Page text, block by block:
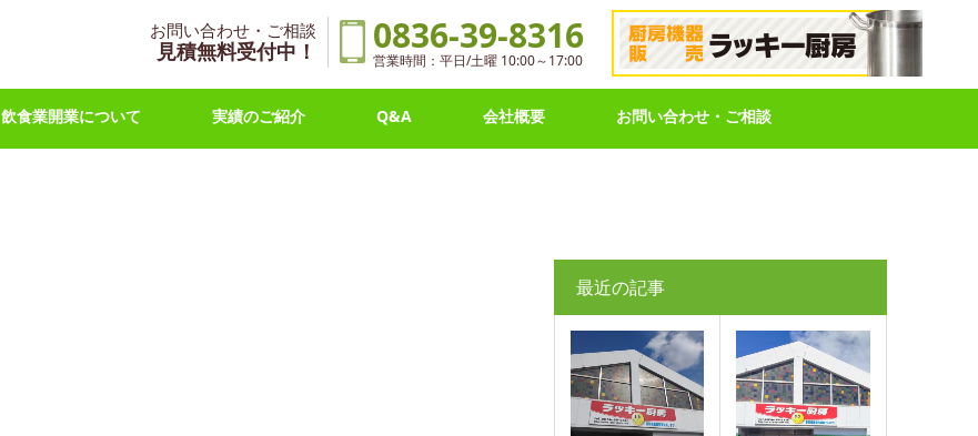
お問い合わせ・ご相談
見積無料受付中！ 0836-39-8316
営業時間：平日/土曜 10:00～17:00
飲食業開業について 実績のご紹介 Q&A 会社概要 お問い合わせ・ご相談
最近の記事